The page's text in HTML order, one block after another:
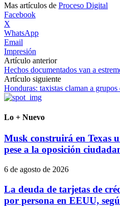
Mas artículos de Proceso Digital
Facebook
X
WhatsApp
Email
Impresión
Artículo anterior
Hechos documentados van a
Artículo siguiente
Honduras: taxistas claman a
Lo + Nuevo
Musk construirá en Texas
pese a la oposición
6 de agosto de 2026
La deuda de tarjetas de
por persona en EEUU,